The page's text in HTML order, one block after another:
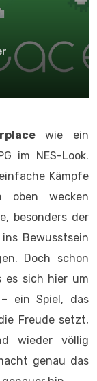
wie ein
im NES-Look.
Kämpfe
oben wecken
besonders der
Bewusstsein
Doch schon
es sich hier um
ein Spiel, das
Freude setzt,
wieder völlig
genau das